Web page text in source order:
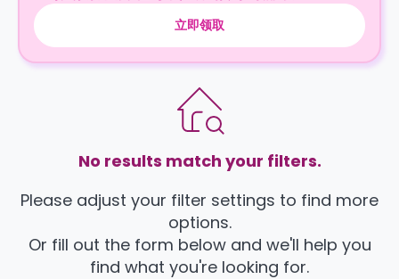
立即领取
No results match your filters.
Please adjust your filter settings to find more
options.
Or fill out the form below and we'll help you
find what you're looking for.